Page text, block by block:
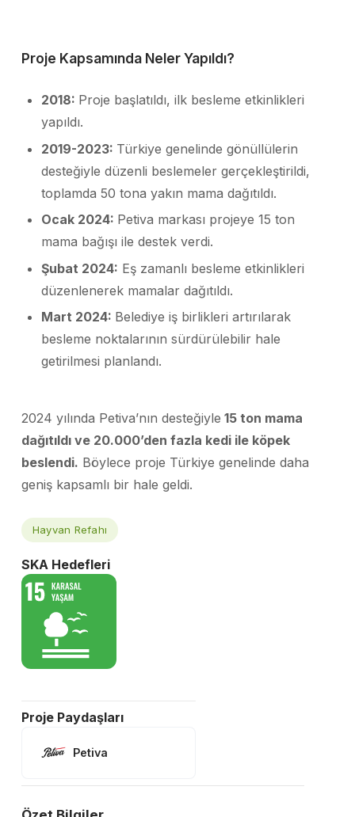
Proje Kapsamında Neler Yapıldı?
2018: Proje başlatıldı, ilk besleme etkinlikleri
yapıldı.
2019-2023: Türkiye genelinde gönüllülerin
desteğiyle düzenli beslemeler gerçekleştirildi,
toplamda 50 tona yakın mama dağıtıldı.
Ocak 2024: Petiva markası projeye 15 ton
mama bağışı ile destek verdi.
Şubat 2024: Eş zamanlı besleme etkinlikleri
düzenlenerek mamalar dağıtıldı.
Mart 2024: Belediye iş birlikleri artırılarak
besleme noktalarının sürdürülebilir hale
getirilmesi planlandı.
2024 yılında Petiva’nın desteğiyle 15 ton mama
dağıtıldı ve 20.000’den fazla kedi ile köpek
beslendi. Böylece proje Türkiye genelinde daha
geniş kapsamlı bir hale geldi.
Hayvan Refahı
SKA Hedefleri
Proje Paydaşları
Petiva